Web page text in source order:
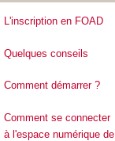
L'inscription en FOAD
Quelques conseils
Comment démarrer ?
Comment se connecter
à l'espace numérique de